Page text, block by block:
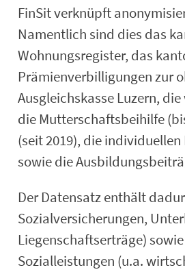
FinSit verknüpft
Namentlich sind dies das
Wohnungsregister, das
Prämienverbilligungen zur
Ausgleichskasse Luzern,
die Mutterschaftsbeihilfe
(seit 2019), die
sowie die
Der Datensatz enthält
Sozialversicherungen,
Liegenschaftserträge)
Sozialleistungen (u.a.